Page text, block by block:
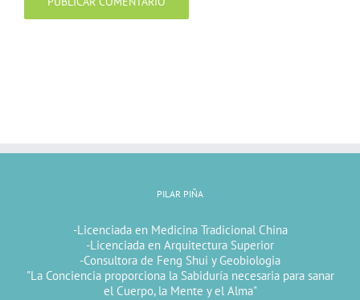
PILAR PIÑA
-Licenciada en Medicina Tradicional China
-Licenciada en Arquitectura Superior
-Consultora de Feng Shui y Geobiologia
"La Conciencia proporciona la Sabiduría necesaria para sanar
el Cuerpo, la Mente y el Alma"